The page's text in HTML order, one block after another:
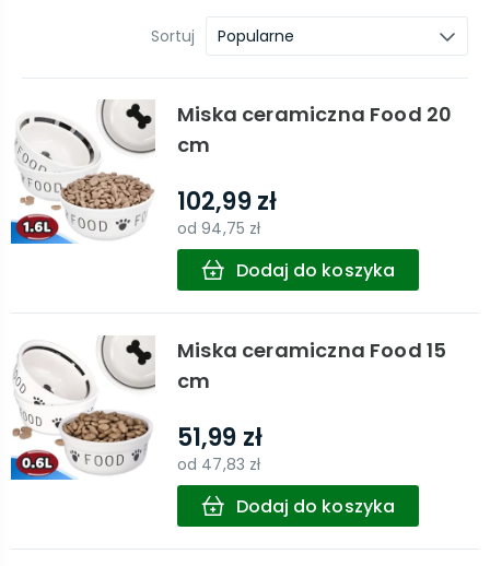
Sortuj Popularne
Miska ceramiczna Food 20
cm
102,99 zł
od94,75 zł
Dodaj do koszyka
Miska ceramiczna Food 15
cm
51,99 zł
od 47,83 zł
Dodaj do koszyka